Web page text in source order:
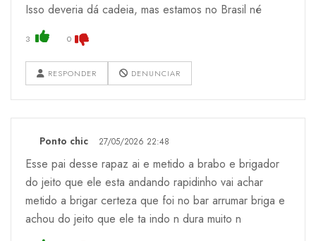
Isso deveria dá cadeia, mas estamos no Brasil né
3 0
RESPONDER DENUNCIAR
Ponto chic 27/05/2026 22:48
Esse pai desse rapaz ai e metido a brabo e brigador
do jeito que ele esta andando rapidinho vai achar
metido a brigar certeza que foi no bar arrumar briga e
achou do jeito que ele ta indo n dura muito n